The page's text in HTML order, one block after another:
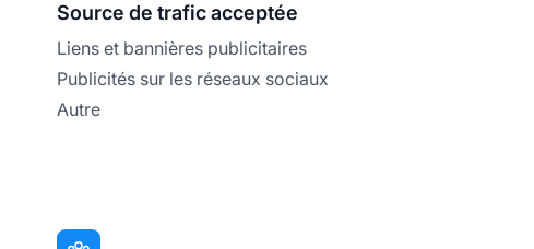
Source de trafic acceptée
Liens et bannières publicitaires
Publicités sur les réseaux sociaux
Autre